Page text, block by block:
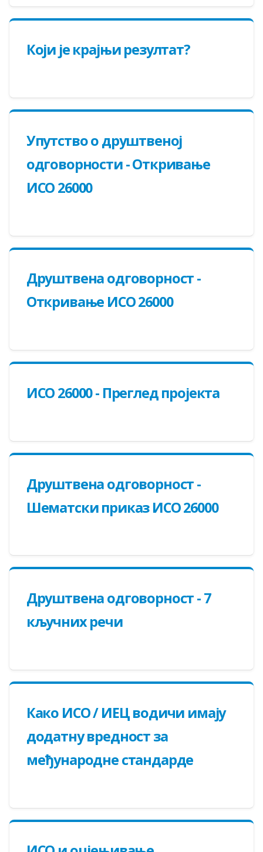
Који је крајњи резултат?
Упутство о друштвеној
одговорности - Откривање
ИСО 26000
Друштвена одговорност -
Откривање ИСО 26000
ИСО 26000 - Преглед пројекта
Друштвена одговорност -
Шематски приказ ИСО 26000
Друштвена одговорност - 7
кључних речи
Како ИСО / ИЕЦ водичи имају
додатну вредност за
међународне стандарде